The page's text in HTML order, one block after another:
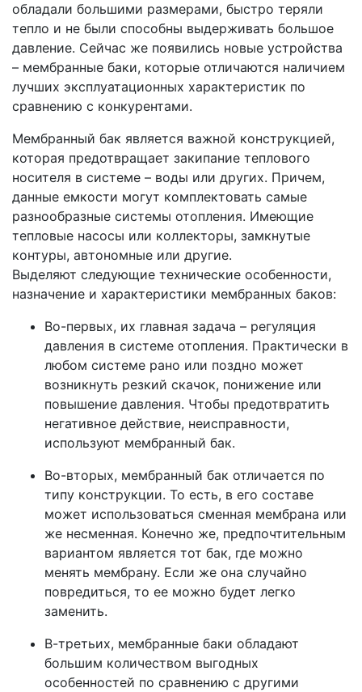
обладали большими размерами, быстро теряли
тепло и не были способны выдерживать большое
давление. Сейчас же появились новые устройства
– мембранные баки, которые отличаются наличием
лучших эксплуатационных характеристик по
сравнению с конкурентами.
Мембранный бак является важной конструкцией,
которая предотвращает закипание теплового
носителя в системе – воды или других. Причем,
данные емкости могут комплектовать самые
разнообразные системы отопления. Имеющие
тепловые насосы или коллекторы, замкнутые
контуры, автономные или другие.
Выделяют следующие технические особенности,
назначение и характеристики мембранных баков:
Во-первых, их главная задача – регуляция
давления в системе отопления. Практически в
любом системе рано или поздно может
возникнуть резкий скачок, понижение или
повышение давления. Чтобы предотвратить
негативное действие, неисправности,
используют мембранный бак.
Во-вторых, мембранный бак отличается по
типу конструкции. То есть, в его составе
может использоваться сменная мембрана или
же несменная. Конечно же, предпочтительным
вариантом является тот бак, где можно
менять мембрану. Если же она случайно
повредиться, то ее можно будет легко
заменить.
В-третьих, мембранные баки обладают
большим количеством выгодных
особенностей по сравнению с другими